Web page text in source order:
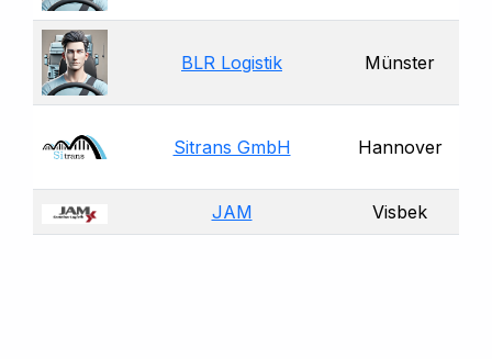
BLR Logistik Münster
Sitrans GmbH Hannover
JAM Visbek